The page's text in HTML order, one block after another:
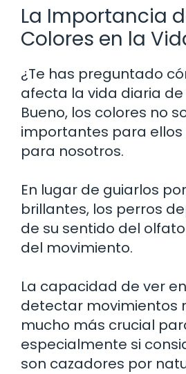
La Importancia
Colores en la
¿Te has preguntado
afecta la vida diaria
Bueno, los colores no
importantes para ellos
para nosotros.
En lugar de guiarlos
brillantes, los perros
de su sentido del
del movimiento.
La capacidad de ver
detectar movimientos
mucho más crucial
especialmente si
son cazadores por